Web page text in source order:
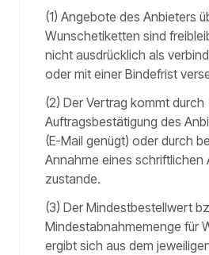
(1) Angebote des Anbieters
Wunschetiketten sind
nicht ausdrücklich als
oder mit einer Bindefrist
(2) Der Vertrag kommt durch
Auftragsbestätigung des
(E-Mail genügt) oder durch
Annahme eines schriftlichen
zustande.
(3) Der Mindestbestellwert
Mindestabnahmemenge für
ergibt sich aus dem